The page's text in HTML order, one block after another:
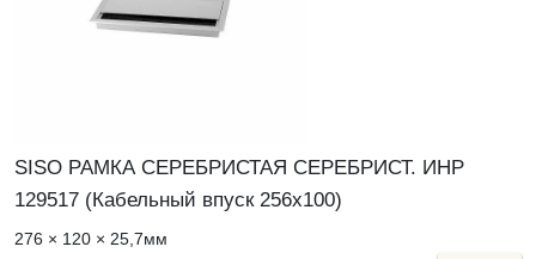
SISO РАМКА СЕРЕБРИСТАЯ СЕРЕБРИСТ. ИНР
129517 (Кабельный впуск 256x100)
276 × 120 × 25,7мм